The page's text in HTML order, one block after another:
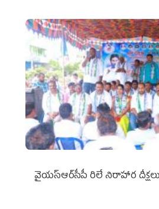
వైయ‌స్ఆర్‌సీపీ రిలే నిరాహార